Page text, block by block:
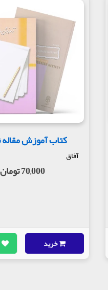
کتاب آموزش
آفاق
70,000 تومان
خرید